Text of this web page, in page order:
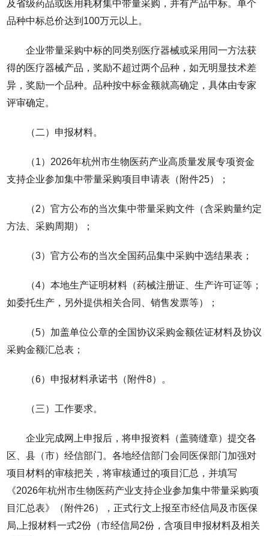
及省级药品或医用耗材集中带量采购，并有产品中标。单个
品种中标总价达到100万元以上。
企业带量采购中标的同类别医疗器械或采用同一方法获
得的医疗器械产品，奖励不超过两个品种，如无明显技术差
异，奖励一个品种。品种按中标金额就高确定，具体由专家
评审确定。
（二）申报材料。
（1）2026年杭州市生物医药产业高质量发展专项资金
支持企业参加集中带量采购项目申请表（附件25）；
（2）官方公布的当次集中带量采购文件（含采购量约定
方法、采购周期）；
（3）官方公布的当次全国药品集中采购中选结果表；
（4）本地生产证明材料（药械注册证、生产许可证等；
如委托生产，另外提供相关合同、销售发票等）；
（5）加盖单位公章的全国协议采购金额佐证材料及协议
采购金额汇总表；
（6）申报材料承诺书（附件8）。
（三）工作要求。
企业完成网上申报后，将申报资料（盖骑缝章）提交各
区、县（市）经信部门。各地经信部门会同医保部门加强对
项目材料的审核把关，将审核通过的项目汇总，并填写
《2026年杭州市生物医药产业支持企业参加集中带量采购项
目汇总表》（附件26），正式行文上报至市经信局及市医保
局,上报材料一式2份（市经信局2份，含项目申报材料及相关